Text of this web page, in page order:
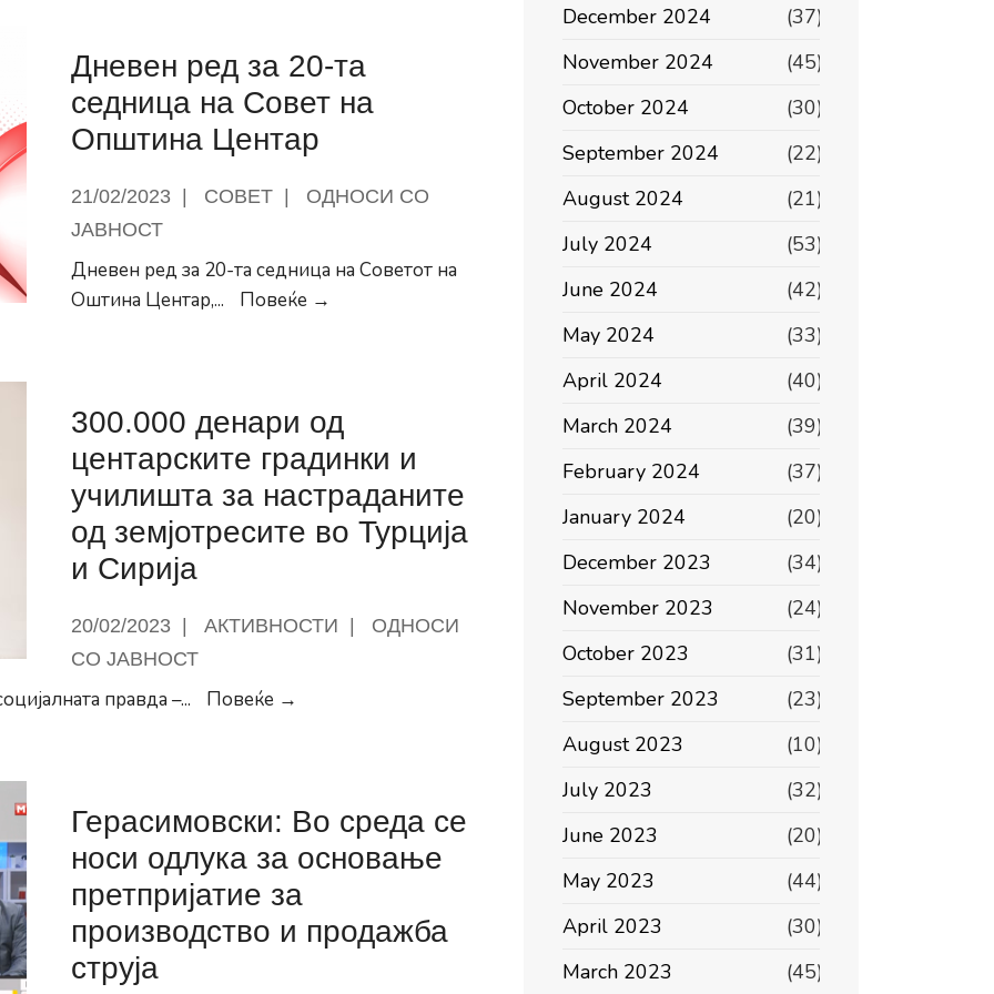
Дневен ред за 20-та
седница на Совет на
Општина Центар
21/02/2023 СОВЕТ
ОДНОСИ СО
ЈАВНОСТ
Дневен ред за 20-та седница на Советот на
Оштина Центар,... Повеќе →
та
седница
Совет
на
300.000 денари од
центарските градинки и
училишта за настраданите
од земјотресите во Турција
и Сирија
20/02/2023 АКТИВНОСТИ
ОДНОСИ
СО ЈАВНОСТ
правда –... Повеќе →
градинки
и
за
настраданите
Герасимовски: Во среда се
носи одлука за основање
претпријатие за
производство и продажба
струја
December 2024
(37)
November 2024
(45)
October 2024
(30)
September 2024
(22)
August 2024
(21)
July 2024
(53)
June 2024
(42)
May 2024
(33)
April 2024
(40)
March 2024
(39)
February 2024
(37)
January 2024
(20)
December 2023
(34)
November 2023
(24)
October 2023
(31)
September 2023
(23)
August 2023
(10)
July 2023
(32)
June 2023
(20)
May 2023
(44)
April 2023
(30)
March 2023
(45)